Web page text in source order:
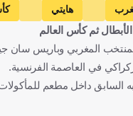
هايتي
إسكتلندا
المغرب ضد
الودية
البرازيل ضد المغرب
سان جيرمان ضد بريست
ثم كأس العالم
المغربي وباريس سان
في العاصمة الفرنسية.
السابق داخل مطعم للمأكولات